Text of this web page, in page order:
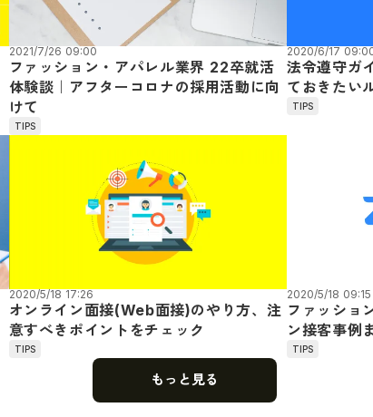
2021/7/26 09:00
ファッション・アパレル業界 22卒就活
体験談｜アフターコロナの採用活動に向
けて
TIPS
2020/6/17
法令遵守ガ
ておきたい
TIPS
2020/5/18 17:26
オンライン面接(Web面接)のやり方、注
意すべきポイントをチェック
TIPS
2020/5/18 09:15
ファッショ
ン接客事例
TIPS
もっと見る